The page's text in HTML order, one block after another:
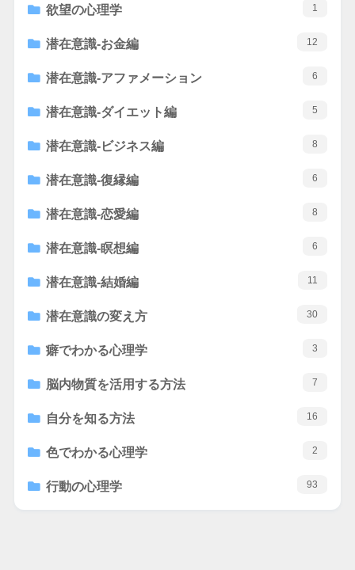
欲望の心理学 1
潜在意識-お金編 12
潜在意識-アファメーション 6
潜在意識-ダイエット編 5
潜在意識-ビジネス編 8
潜在意識-復縁編 6
潜在意識-恋愛編 8
潜在意識-瞑想編 6
潜在意識-結婚編 11
潜在意識の変え方 30
癖でわかる心理学 3
脳内物質を活用する方法 7
自分を知る方法 16
色でわかる心理学 2
行動の心理学 93